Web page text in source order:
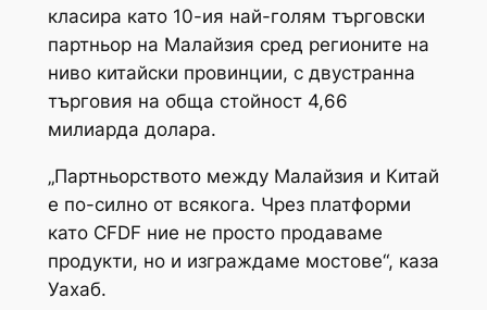
класира като 10-ия най-голям търговски
партньор на Малайзия сред регионите на
ниво китайски провинции, с двустранна
търговия на обща стойност 4,66
милиарда долара.
„Партньорството между Малайзия и Китай
е по-силно от всякога. Чрез платформи
като CFDF ние не просто продаваме
продукти, но и изграждаме мостове“, каза
Уахаб.